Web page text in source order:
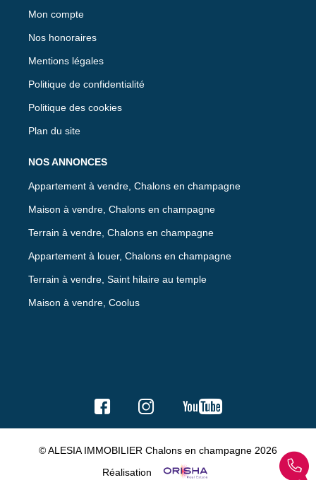
Mon compte
Nos honoraires
Mentions légales
Politique de confidentialité
Politique des cookies
Plan du site
NOS ANNONCES
Appartement à vendre, Chalons en champagne
Maison à vendre, Chalons en champagne
Terrain à vendre, Chalons en champagne
Appartement à louer, Chalons en champagne
Terrain à vendre, Saint hilaire au temple
Maison à vendre, Coolus
© ALESIA IMMOBILIER Chalons en champagne 2026
Réalisation